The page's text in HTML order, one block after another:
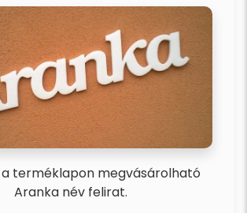
a terméklapon megvásárolható
Aranka név felirat.